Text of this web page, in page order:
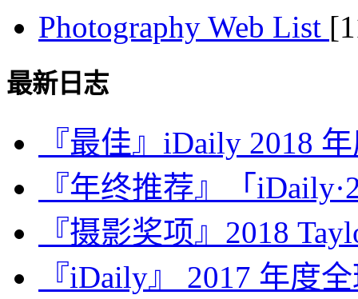
Photography Web List
最新日志
『最佳』iDaily 2018
『年终推荐』「
『摄影奖项』2018
『iDaily』 2017 年度